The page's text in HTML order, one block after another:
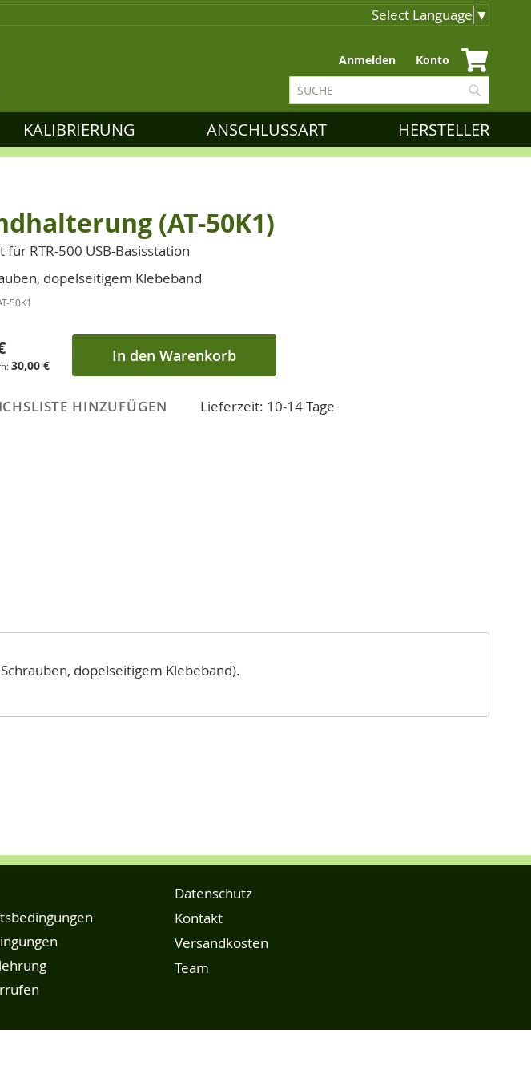
Select Language ▼
Zum
Inhalt
springen
Anmelden Konto
Suche
KALIBRIERUNG ANSCHLUSSART HERSTELLER
(AT-50K1)
RTR-500 USB-Basisstation
dopelseitigem Klebeband
50K1
30,00 € In den Warenkorb
HINZUFÜGEN Lieferzeit: 10-14 Tage
dopelseitigem Klebeband).
Datenschutz
Kontakt
Versandkosten
Team